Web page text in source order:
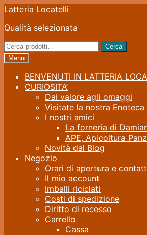
Vai
navigazione
Vai
contenuto
Latteria Locatelli
Qualità selezionata
Cerca:
Cerca
Menu
BENVENUTI IN LATTERIA
CURIOSITA’
Dai valore agli omaggi
Visitate la nostra Enoteca
I nostri amici
La forneria di
APE, Apicoltura
Novità dal Blog
Negozio
Orari di apertura e
Il mio account
Imballi riciclati
Costi di spedizione
Diritto di recesso
Carrello
Cassa